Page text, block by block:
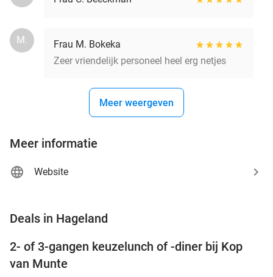
M.
Frau M. Bokeka
Zeer vriendelijk personeel heel erg netjes
Meer weergeven
Meer informatie
Website
Deals in Hageland
34%
TODAY
2- of 3-gangen keuzelunch of -diner bij Kop
van Munte